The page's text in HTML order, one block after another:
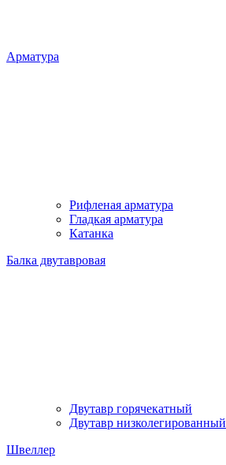
Арматура
Рифленая арматура
Гладкая арматура
Катанка
Балка двутавровая
Двутавр горячекатный
Двутавр низколегированный
Швеллер